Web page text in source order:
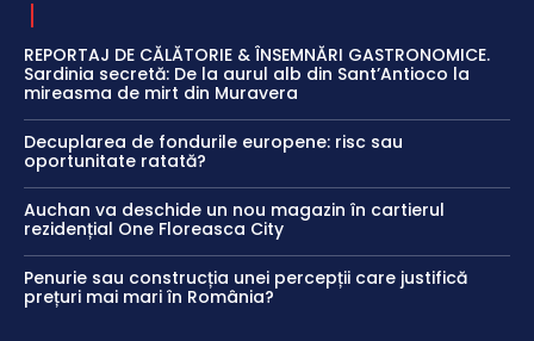
REPORTAJ DE CĂLĂTORIE & ÎNSEMNĂRI GASTRONOMICE.
Sardinia secretă: De la aurul alb din Sant’Antioco la
mireasma de mirt din Muravera
Decuplarea de fondurile europene: risc sau
oportunitate ratată?
Auchan va deschide un nou magazin în cartierul
rezidențial One Floreasca City
Penurie sau construcția unei percepții care justifică
prețuri mai mari în România?